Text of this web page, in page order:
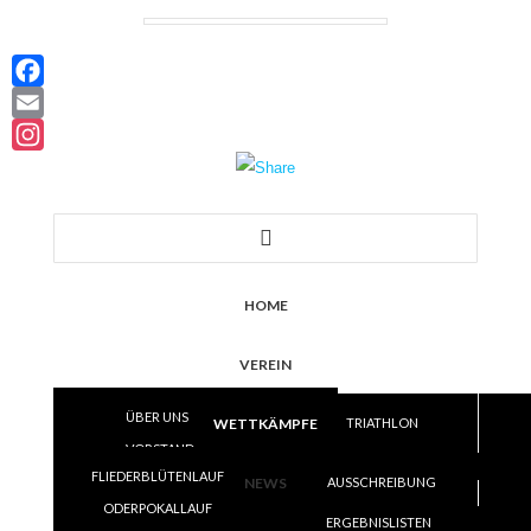
Instagram
HOME
VEREIN
ÜBER UNS TRIATHLON
VORSTAND
SATZUNG
TRAINING
WETTKÄMPFE
FLIEDERBLÜTENLAUF AUSSCHREIBUNG
ERGEBNISLISTEN
ODERPOKALLAUF
ERGEBNISLISTEN
NEWS